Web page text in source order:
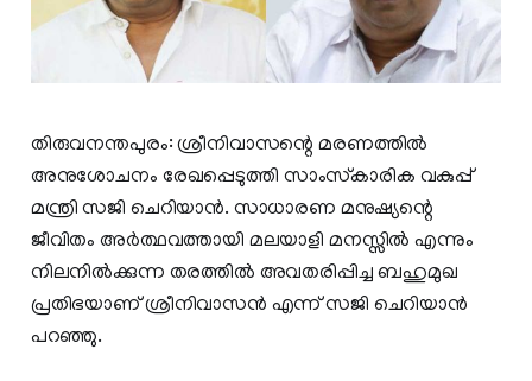
തിരുവനന്തപുരം: ശ്രീനിവാസന്റെ മരണത്തില്‍
അനുശോചനം രേഖപ്പെടുത്തി സാംസ്‌കാരിക വകുപ്പ്
മന്ത്രി സജി ചെറിയാന്‍. സാധാരണ മനുഷ്യന്റെ
ജീവിതം അര്‍ത്ഥവത്തായി മലയാളി മനസ്സില്‍ എന്നും
നിലനില്‍ക്കുന്ന തരത്തില്‍ അവതരിപ്പിച്ച ബഹുമുഖ
പ്രതിഭയാണ് ശ്രീനിവാസന്‍ എന്ന് സജി ചെറിയാന്‍
പറഞ്ഞു.